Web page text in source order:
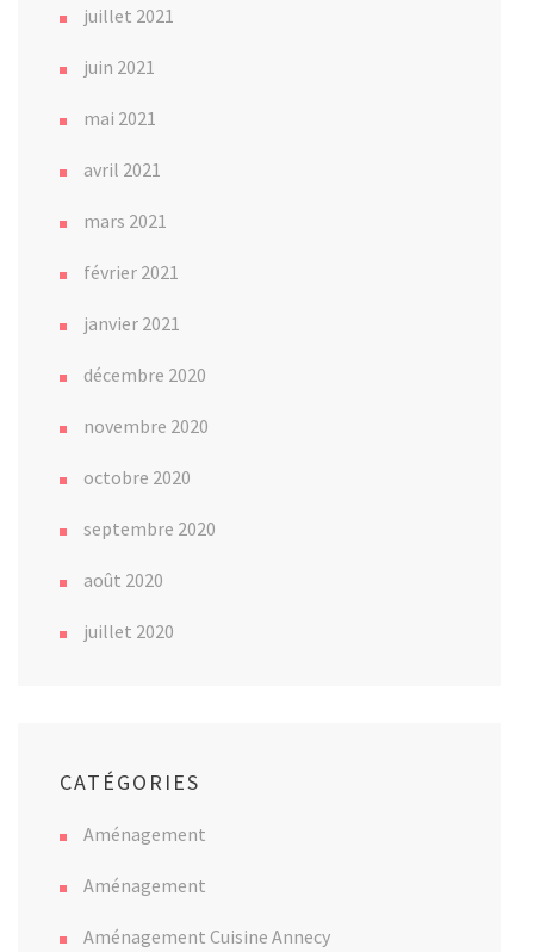
juillet 2021
juin 2021
mai 2021
avril 2021
mars 2021
février 2021
janvier 2021
décembre 2020
novembre 2020
octobre 2020
septembre 2020
août 2020
juillet 2020
CATÉGORIES
Aménagement
Aménagement
Aménagement Cuisine Annecy